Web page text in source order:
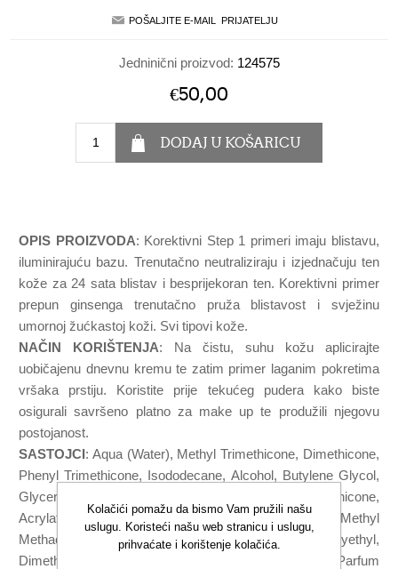
Jedninični proizvod: 124575
€50,00
OPIS PROIZVODA: Korektivni Step 1 primeri imaju blistavu,
iluminirajuću bazu. Trenutačno neutraliziraju i izjednačuju ten
kože za 24 sata blistav i besprijekoran ten. Korektivni primer
prepun ginsenga trenutačno pruža blistavost i svježinu
umornoj žućkastoj koži. Svi tipovi kože.
NAČIN KORIŠTENJA: Na čistu, suhu kožu aplicirajte
uobičajenu dnevnu kremu te zatim primer laganim pokretima
vršaka prstiju. Koristite prije tekućeg pudera kako biste
osigurali savršeno platno za make up te produžili njegovu
postojanost.
SASTOJCI: Aqua (Water), Methyl Trimethicone, Dimethicone,
Phenyl Trimethicone, Isododecane, Alcohol, Butylene Glycol,
Glycerin, Cetyl Peg/Ppg-10/1 Dimethicone,
Acrylates/Dimethicone Copolymer, Alumina, Methyl
Methacrylate Crosspolymer, Peg-9 Polydimethylsiloxyethyl,
Dimethicone, Panthenol, Disteardimonium Hectorite, Parfum
Kolačići pomažu da bismo Vam pružili našu
uslugu. Koristeći našu web stranicu i uslugu,
prihvaćate i korištenje kolačića.